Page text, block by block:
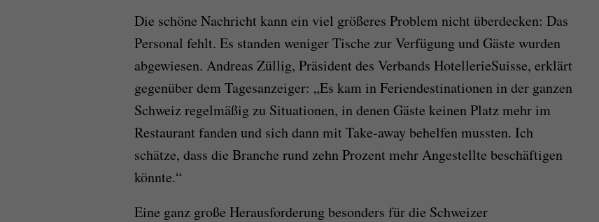
Die schöne Nachricht kann ein viel größeres Problem nicht überdecken: Das
Personal fehlt. Es standen weniger Tische zur Verfügung und Gäste wurden
abgewiesen. Andreas Züllig, Präsident des Verbands HotellerieSuisse, erklärt
gegenüber dem Tagesanzeiger: „Es kam in Feriendestinationen in der ganzen
Schweiz regelmäßig zu Situationen, in denen Gäste keinen Platz mehr im
Restaurant fanden und sich dann mit Take-away behelfen mussten. Ich
schätze, dass die Branche rund zehn Prozent mehr Angestellte beschäftigen
könnte.“
Eine ganz große Herausforderung besonders für die Schweizer